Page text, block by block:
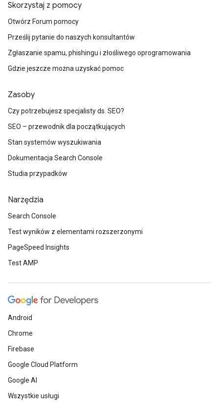
Skorzystaj z pomocy
Otwórz Forum pomocy
Prześlij pytanie do naszych konsultantów
Zgłaszanie spamu, phishingu i złośliwego oprogramowania
Gdzie jeszcze można uzyskać pomoc
Zasoby
Czy potrzebujesz specjalisty ds. SEO?
SEO – przewodnik dla początkujących
Stan systemów wyszukiwania
Dokumentacja Search Console
Studia przypadków
Narzędzia
Search Console
Test wyników z elementami rozszerzonymi
PageSpeed Insights
Test AMP
Android
Chrome
Firebase
Google Cloud Platform
Google AI
Wszystkie usługi